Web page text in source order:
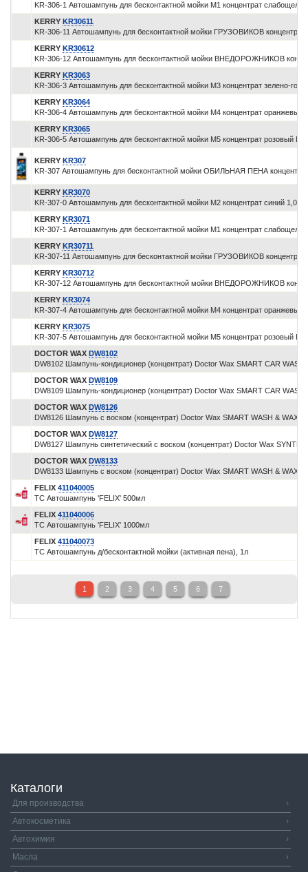
KR-306-1 Автошампунь для бесконтактной мойки М1 концентрат
KERRY KR30611
KR-306-11 Автошампунь для бесконтактной мойки ГРУЗОВИКОВ
KERRY KR30612
KR-306-12 Автошампунь для бесконтактной мойки ВНЕДОРОЖНИКОВ
KERRY KR3063
KR-306-3 Автошампунь для бесконтактной мойки М3 концентрат зелено-
KERRY KR3064
KR-306-4 Автошампунь для бесконтактной мойки М4 концентрат
KERRY KR3065
KR-306-5 Автошампунь для бесконтактной мойки М5 концентрат
KERRY KR307
KR-307 Автошампунь для бесконтактной мойки ОБИЛЬНАЯ ПЕНА
KERRY KR3070
KR-307-0 Автошампунь для бесконтактной мойки М2 концентрат синий 1,0л
KERRY KR3071
KR-307-1 Автошампунь для бесконтактной мойки М1 концентрат
KERRY KR30711
KR-307-11 Автошампунь для бесконтактной мойки ГРУЗОВИКОВ
KERRY KR30712
KR-307-12 Автошампунь для бесконтактной мойки ВНЕДОРОЖНИКОВ
KERRY KR3074
KR-307-4 Автошампунь для бесконтактной мойки М4 концентрат
KERRY KR3075
KR-307-5 Автошампунь для бесконтактной мойки М5 концентрат
DOCTOR WAX DW8102
DW8102 Шампунь-кондиционер (концентрат) Doctor Wax SMART CAR WASH
DOCTOR WAX DW8109
DW8109 Шампунь-кондиционер (концентрат) Doctor Wax SMART CAR WASH
DOCTOR WAX DW8126
DW8126 Шампунь с воском (концентрат) Doctor Wax SMART WASH & WAX
DOCTOR WAX DW8127
DW8127 Шампунь синтетический с воском (концентрат) Doctor Wax
DOCTOR WAX DW8133
DW8133 Шампунь с воском (концентрат) Doctor Wax SMART WASH & WAX
FELIX 411040005
ТС Автошампунь 'FELIX' 500мл
FELIX 411040006
ТС Автошампунь 'FELIX' 1000мл
FELIX 411040073
ТС Автошампунь д/бесконтактной мойки (активная пена), 1л
1 2 3 4 5 6 7
Каталоги
Для производства
›
Автокосметика
›
Автохимия
›
Масла
›